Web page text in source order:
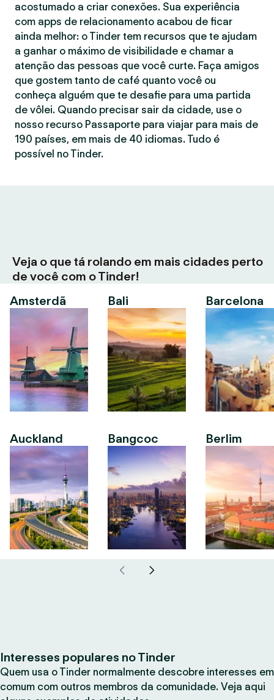
acostumado a criar conexões. Sua experiência
com apps de relacionamento acabou de ficar
ainda melhor: o Tinder tem recursos que te ajudam
a ganhar o máximo de visibilidade e chamar a
atenção das pessoas que você curte. Faça amigos
que gostem tanto de café quanto você ou
conheça alguém que te desafie para uma partida
de vôlei. Quando precisar sair da cidade, use o
nosso recurso Passaporte para viajar para mais de
190 países, em mais de 40 idiomas. Tudo é
possível no Tinder.
Veja o que tá rolando em mais cidades perto
de você com o Tinder!
Amsterdã
Auckland
Bali
Bangcoc
Barcelona
Berlim
Interesses populares no Tinder
Quem usa o Tinder normalmente descobre interesses em
comum com outros membros da comunidade. Veja aqui